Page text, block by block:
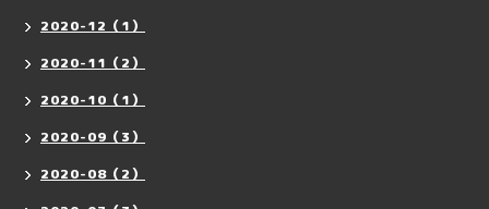
2020-12（1）
2020-11（2）
2020-10（1）
2020-09（3）
2020-08（2）